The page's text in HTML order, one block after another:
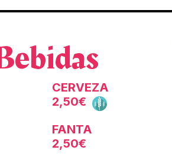
CERVEZA
2,50€
FANTA
2,50€